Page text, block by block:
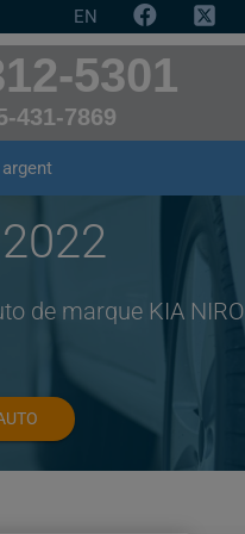
EN
5301
431-7869
de marque KIA NIRO